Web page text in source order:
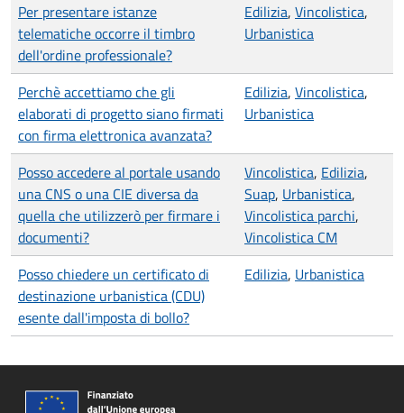
Per presentare istanze
telematiche occorre il timbro
dell'ordine professionale?
Edilizia, Vincolistica,
Urbanistica
Perchè accettiamo che gli
elaborati di progetto siano firmati
con firma elettronica avanzata?
Edilizia, Vincolistica,
Urbanistica
Posso accedere al portale usando
una CNS o una CIE diversa da
quella che utilizzerò per firmare i
documenti?
Vincolistica, Edilizia,
Suap, Urbanistica,
Vincolistica parchi,
Vincolistica CM
Posso chiedere un certificato di
destinazione urbanistica (CDU)
esente dall'imposta di bollo?
Edilizia, Urbanistica